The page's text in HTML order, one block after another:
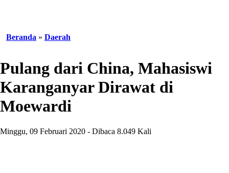
Beranda » Daerah
Pulang dari China, Mahasiswi
Karanganyar Dirawat di
Moewardi
Minggu, 09 Februari 2020 - Dibaca 8.049 Kali